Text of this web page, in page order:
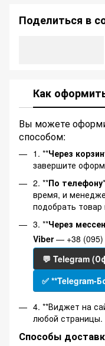
Поделиться в
Как
Вы можете
способом:
1. **Через
завершите
2. **По телефону
время, и
подобрать
3. **Через
Viber— +38 (095)
💬 Telegram
✅ **Telegram-
4. **Виджет на
любой страницы.
Способы